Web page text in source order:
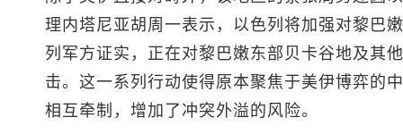
理内塔尼亚胡周一表示，以色列将加强对黎巴
列军方证实，正在对黎巴嫩东部贝卡谷地及其
击。这一系列行动使得原本聚焦于美伊博弈的
相互牵制，增加了冲突外溢的风险。